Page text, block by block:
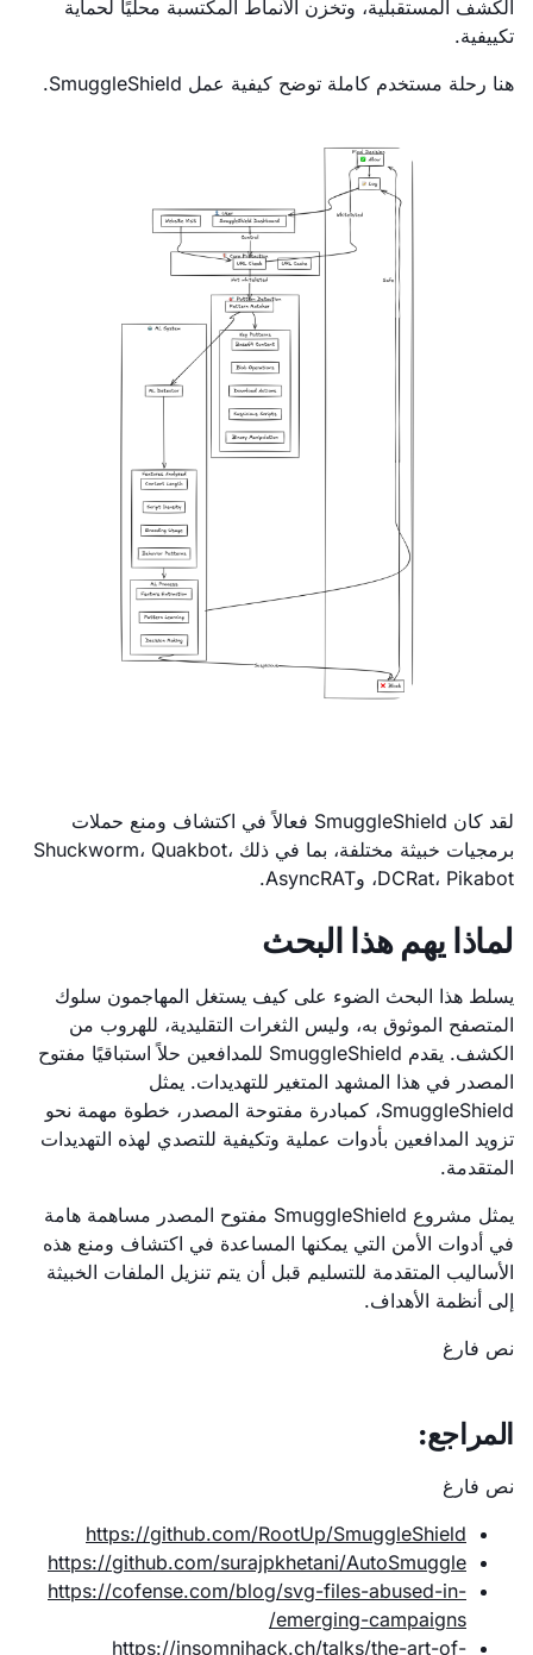
الكشف المستقبلية، وتخزن الأنماط المكتسبة محليًا لحماية
تكييفية.
هنا رحلة مستخدم كاملة توضح كيفية عمل SmuggleShield.
لقد كان SmuggleShield فعالاً في اكتشاف ومنع حملات
برمجيات خبيثة مختلفة، بما في ذلك Shuckworm، Quakbot،
DCRat، Pikabot، وAsyncRAT.
لماذا يهم هذا البحث
يسلط هذا البحث الضوء على كيف يستغل المهاجمون سلوك
المتصفح الموثوق به، وليس الثغرات التقليدية، للهروب من
الكشف. يقدم SmuggleShield للمدافعين حلاً استباقيًا مفتوح
المصدر في هذا المشهد المتغير للتهديدات. يمثل
SmuggleShield، كمبادرة مفتوحة المصدر، خطوة مهمة نحو
تزويد المدافعين بأدوات عملية وتكيفية للتصدي لهذه التهديدات
المتقدمة.
يمثل مشروع SmuggleShield مفتوح المصدر مساهمة هامة
في أدوات الأمن التي يمكنها المساعدة في اكتشاف ومنع هذه
الأساليب المتقدمة للتسليم قبل أن يتم تنزيل الملفات الخبيثة
إلى أنظمة الأهداف.
نص فارغ
المراجع:
نص فارغ
https://github.com/RootUp/SmuggleShield
https://github.com/surajpkhetani/AutoSmuggle
https://cofense.com/blog/svg-files-abused-in-
emerging-campaigns/
https://insomnihack.ch/talks/the-art-of-